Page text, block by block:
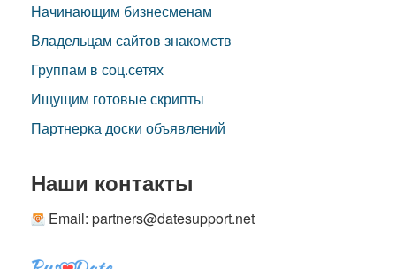
Начинающим бизнесменам
Владельцам сайтов знакомств
Группам в соц.сетях
Ищущим готовые скрипты
Партнерка доски объявлений
Наши контакты
Email: partners@datesupport.net